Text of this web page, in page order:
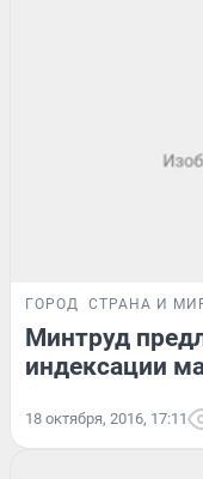
ГОРОД СТРАНА И
Минтруд
индексации
18 октября, 2016, 17:11